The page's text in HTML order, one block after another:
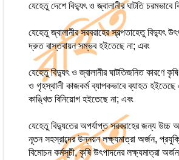
যেহেতু দেশে বিদ্যুৎ ও জ্বালানীর ঘাটতি চরমভাবে
যেহেতু জ্বালানীর সরবরাহের স্বল্পতাহেতু বিদ্যুৎ
দ্রুত বাস্তবায়ন সম্ভব হইতেছে না; এবং
যেহেতু বিদ্যুৎ ও জ্বালানীর ঘাটতিজনিত কারণে
ও গৃহস্থালী কাজকর্ম ব্যাপকভাবে ব্যাহত
কাঙ্খিত বিনিয়োগ হইতেছে না; এবং
যেহেতু বিদ্যুতের অপর্যাপ্ত সরবরাহের জন্য উচ্চ
নূতন সহস্রাব্দের উন্নয়ন লক্ষ্যমাত্রা অর্জন,
বিমোচন কর্মসূচী, কৃষি উৎপাদনের লক্ষ্যমাত্রা